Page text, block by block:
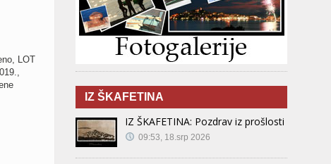
LOT
IZ ŠKAFETINA
IZ ŠKAFETINA: Pozdrav iz prošlosti
09:53, 18.srp 2026